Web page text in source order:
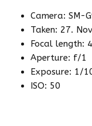
Camera: SM-
Taken: 27.
Focal length:
Aperture: f/1
Exposure: 1/
ISO: 50